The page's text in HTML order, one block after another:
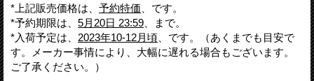
*上記販売価格は、 予約特価 、です。
*予約期限は、 5月20日 23:59 、まで。
*入荷予定は、 2023年10-12月頃 、です。（あくまでも目安で
す。メーカー事情により、大幅に遅れる場合もございます。
ご了承ください。）